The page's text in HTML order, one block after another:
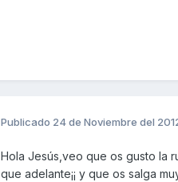
Publicado 24 de Noviembre del
Hola Jesús,veo que os gusto la
que adelante¡¡ y que os salga